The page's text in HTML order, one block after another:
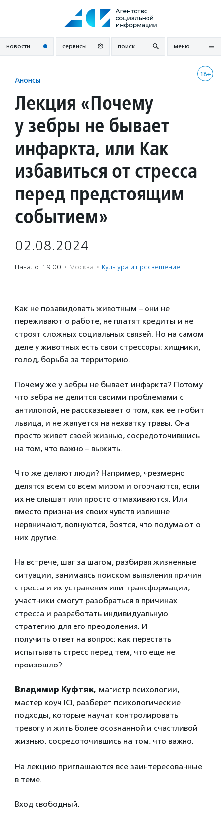
новости сервисы поиск меню
18+
Анонсы
Лекция «Почему
у зебры не бывает
инфаркта, или Как
избавиться от стресса
перед предстоящим
событием»
02.08.2024
Начало: 19:00 · Москва · Культура и просвещение
Как не позавидовать животным – они не
переживают о работе, не платят кредиты и не
строят сложных социальных связей. Но на самом
деле у животных есть свои стрессоры: хищники,
голод, борьба за территорию.
Почему же у зебры не бывает инфаркта? Потому
что зебра не делится своими проблемами с
антилопой, не рассказывает о том, как ее гнобит
львица, и не жалуется на нехватку травы. Она
просто живет своей жизнью, сосредоточившись
на том, что важно – выжить.
Что же делают люди? Например, чрезмерно
делятся всем со всем миром и огорчаются, если
их не слышат или просто отмахиваются. Или
вместо признания своих чувств излишне
нервничают, волнуются, боятся, что подумают о
них другие.
На встрече, шаг за шагом, разбирая жизненные
ситуации, занимаясь поиском выявления причин
стресса и их устранения или трансформации,
участники смогут разобраться в причинах
стресса и разработать индивидуальную
стратегию для его преодоления. И
получить ответ на вопрос: как перестать
испытывать стресс перед тем, что еще не
произошло?
Владимир Куфтяк, магистр психологии,
мастер коуч ICI, разберет психологические
подходы, которые научат контролировать
тревогу и жить более осознанной и счастливой
жизнью, сосредоточившись на том, что важно.
На лекцию приглашаются все заинтересованные
в теме.
Вход свободный.